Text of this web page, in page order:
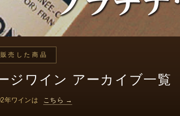
売した商品
ジワイン アーカイブ一覧
年ワインは こちら →